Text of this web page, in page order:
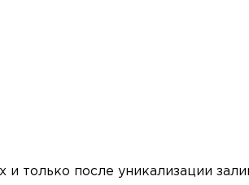
и только после уникализации